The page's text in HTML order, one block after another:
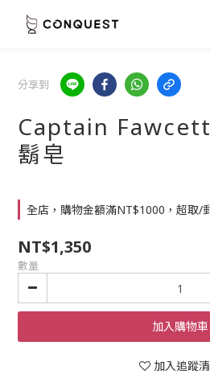
分享到
Captain
鬍皂
全店，購物金額滿NT$1000，超取/
NT$1,350
數量
加入購物車
加入追蹤